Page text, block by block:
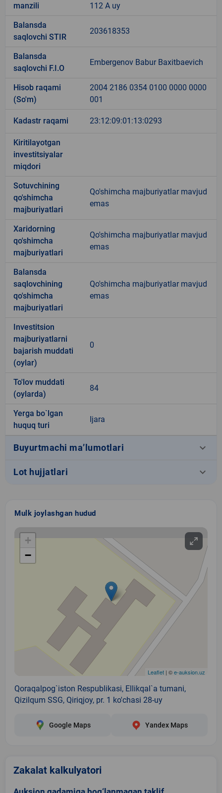
manzili 112 A uy
Balansda
saqlovchi STIR
203618353
Balansda
saqlovchi F.I.O
Embergenov Babur Baxitbaevich
Hisob raqami
(So'm)
2004 2186 0354 0100 0000 0000
001
Kadastr raqami 23:12:09:01:13:0293
Kiritilayotgan
investitsiyalar
miqdori
Sotuvchining
qo'shimcha
majburiyatlari
Qo'shimcha majburiyatlar mavjud
emas
Xaridorning
qo'shimcha
majburiyatlari
Qo'shimcha majburiyatlar mavjud
emas
Balansda
saqlovchining
qo'shimcha
majburiyatlari
Qo'shimcha majburiyatlar mavjud
emas
Investitsion
majburiyatlarni
bajarish muddati
(oylar)
0
To'lov muddati
(oylarda)
84
Yerga bo`lgan
huquq turi
Ijara
Buyurtmachi ma’lumotlari keyboard_arrow_down
Lot hujjatlari keyboard_arrow_down
Mulk joylashgan hudud
+
−
Leaflet | ©e-auksion.uz
Qoraqalpog`iston Respublikasi, Ellikqal`a tumani,
Qizilqum SSG, Qiriqjoy, pr. 1 ko'chasi 28-uy
Google Maps Yandex Maps
Zakalat kalkulyatori